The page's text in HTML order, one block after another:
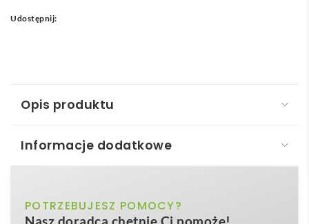
Udostępnij:
Opis produktu
który łączy elegancję z funkcjonalnością. Ten
Informacje dodatkowe
Kolor
czarny, granatowy
POTRZEBUJESZ POMOCY?